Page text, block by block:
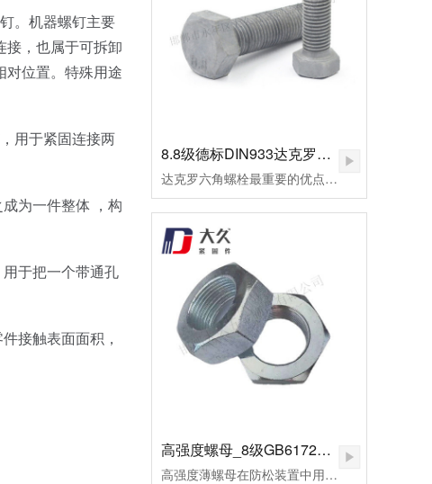
。机器螺钉主要
接，也属于可拆卸
对位置。特殊用途
用于紧固连接两
为一件整体 ，构
于把一个带通孔
接触表面面积，
8.8级德标DIN933达克罗六角螺栓
达克罗六角螺栓最重要的优点是不氢脆，因此达克罗非常适合加工一些高档螺栓，如8.8级外六角螺栓。达克罗六角螺栓耐高温腐蚀，耐热温度可达300℃以上。但一般的热镀锌加工工艺，当温度做到100摄氏时，早已废料。达克罗涂层与六角螺栓和螺母的结合力好，处理后的外六角螺栓易于喷涂和着色，有机涂层的结合力超过磷化膜。达克罗六角螺栓在生产加工和涂布的全过程中，不会产生对环境有污染的废水废气，不使用三废管理降低了处理成本。
高强度螺母_8级GB6172镀锌薄螺母
高强度薄螺母在防松装置中用作副螺母，起锁紧作用，或用于螺纹连接副主要承受剪切力的地方。用高强度钢制造的，或者需要施以较大预紧力的螺母，皆可称为高强度螺母。高强度螺母多用于桥梁、钢轨、高压及超高压设备的连接。这种螺母的断裂多为脆性断裂。应用于超高压设备上的高强度螺母，为了保证容器的密封，需要施以较大的预应力。当今大飞机、大型发电设备、汽车、高速火车、大型船舶、大型成套设备等为代表的先进制造已将进入重要的发展方向。由此，紧固件将进入重要的发展阶段。高强度薄螺母用于重要机械的连接，反复的拆装或各式的安装扭矩法对高强度薄螺母要求极高。因此，对其表面状况及螺纹精度的好坏，将直接影响主机的使用寿命及安全。为了改善摩擦系数，避免在使用过程中出现锈蚀、咬死或卡住，技术要求规定其表面应进行镍磷镀处理。镀层厚度保证在0.02～0.03mm范围内，镀层均匀，致密、无针孔等。